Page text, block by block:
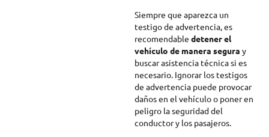
Siempre que aparezca un
testigo de advertencia, es
recomendable detener el
vehículo de manera segura y
buscar asistencia técnica si es
necesario. Ignorar los testigos
de advertencia puede provocar
daños en el vehículo o poner en
peligro la seguridad del
conductor y los pasajeros.